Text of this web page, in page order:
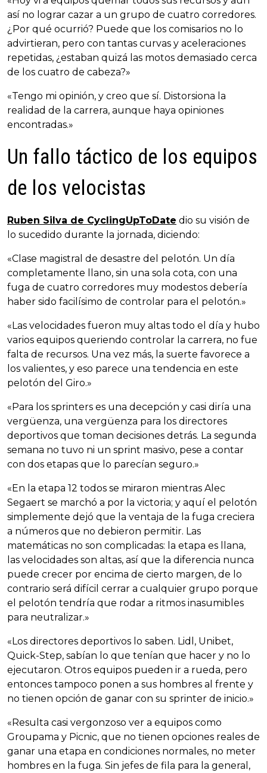
así no lograr cazar a un grupo de cuatro corredores.
¿Por qué ocurrió? Puede que los comisarios no lo
advirtieran, pero con tantas curvas y aceleraciones
repetidas, ¿estaban quizá las motos demasiado cerca
de los cuatro de cabeza?»
«Tengo mi opinión, y creo que sí. Distorsiona la
realidad de la carrera, aunque haya opiniones
encontradas.»
Un fallo táctico de los equipos
de los velocistas
Ruben Silva de CyclingUpToDate dio su visión de
lo sucedido durante la jornada, diciendo:
«Clase magistral de desastre del pelotón. Un día
completamente llano, sin una sola cota, con una
fuga de cuatro corredores muy modestos debería
haber sido facilísimo de controlar para el pelotón.»
«Las velocidades fueron muy altas todo el día y hubo
varios equipos queriendo controlar la carrera, no fue
falta de recursos. Una vez más, la suerte favorece a
los valientes, y eso parece una tendencia en este
pelotón del Giro.»
«Para los sprinters es una decepción y casi diría una
vergüenza, una vergüenza para los directores
deportivos que toman decisiones detrás. La segunda
semana no tuvo ni un sprint masivo, pese a contar
con dos etapas que lo parecían seguro.»
«En la etapa 12 todos se miraron mientras Alec
Segaert se marchó a por la victoria; y aquí el pelotón
simplemente dejó que la ventaja de la fuga creciera
a números que no debieron permitir. Las
matemáticas no son complicadas: la etapa es llana,
las velocidades son altas, así que la diferencia nunca
puede crecer por encima de cierto margen, de lo
contrario será difícil cerrar a cualquier grupo porque
el pelotón tendría que rodar a ritmos inasumibles
para neutralizar.»
«Los directores deportivos lo saben. Lidl, Unibet,
Quick-Step, sabían lo que tenían que hacer y no lo
ejecutaron. Otros equipos pueden ir a rueda, pero
entonces tampoco ponen a sus hombres al frente y
no tienen opción de ganar con su sprinter de inicio.»
«Resulta casi vergonzoso ver a equipos como
Groupama y Picnic, que no tienen opciones reales de
ganar una etapa en condiciones normales, no meter
hombres en la fuga. Sin jefes de fila para la general,